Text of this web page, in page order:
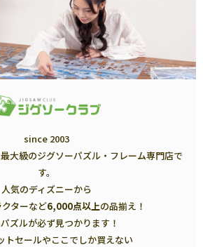
since 2003
大級のジグソーパズル・フレーム専門店で
す。
人気のディズニーから
ターなど6,000点以上の品揃え！
ズルが必ず見つかります！
トセールやここでしか買えない